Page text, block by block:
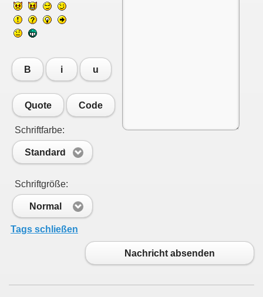
B i u
Quote Code
Schriftfarbe:
Standard
Schriftgröße:
Normal
Tags schließen
Nachricht absenden